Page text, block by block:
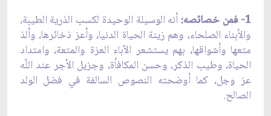
1- فمن خصائصه:
أنه الوسيلة الوحيدة لكسب الذرية الطيبة،
والأبناء الصلحاء، وهم زينة الحياة الدنيا، وأعز ذخائرها، وألذ
متعها وأشواقها، بهم يستشعر الآباء العزة والمتعة، وامتداد
الحياة، وطيب الذكر، وحسن المكافأة، وجزيل الأجر عند اللّه
عز وجل، كما أوضحته النصوص السالفة في فضل الولد
الصالح.